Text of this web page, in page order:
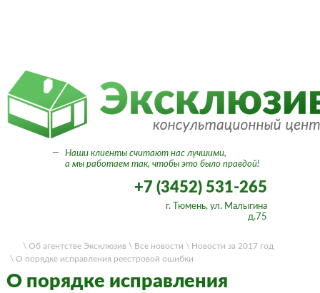
—
Наши клиенты считают нас лучшими,
а мы работаем так, чтобы это было правдой!
+7 (3452) 531-265
г. Тюмень, ул. Малыгина
д.75
\ Об агентстве Эксклюзив\ Все новости \ Новости за 2017 год
\ О порядке исправления реестровой ошибки
О порядке исправления